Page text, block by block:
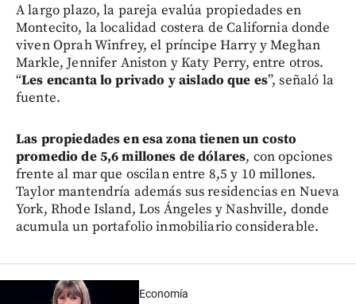
A largo plazo, la pareja evalúa propiedades en
Montecito, la localidad costera de California donde
viven Oprah Winfrey, el príncipe Harry y Meghan
Markle, Jennifer Aniston y Katy Perry, entre otros.
“Les encanta lo privado y aislado que es”, señaló la
fuente.
Las propiedades en esa zona tienen un costo
promedio de 5,6 millones de dólares, con opciones
frente al mar que oscilan entre 8,5 y 10 millones.
Taylor mantendría además sus residencias en Nueva
York, Rhode Island, Los Ángeles y Nashville, donde
acumula un portafolio inmobiliario considerable.
Economía